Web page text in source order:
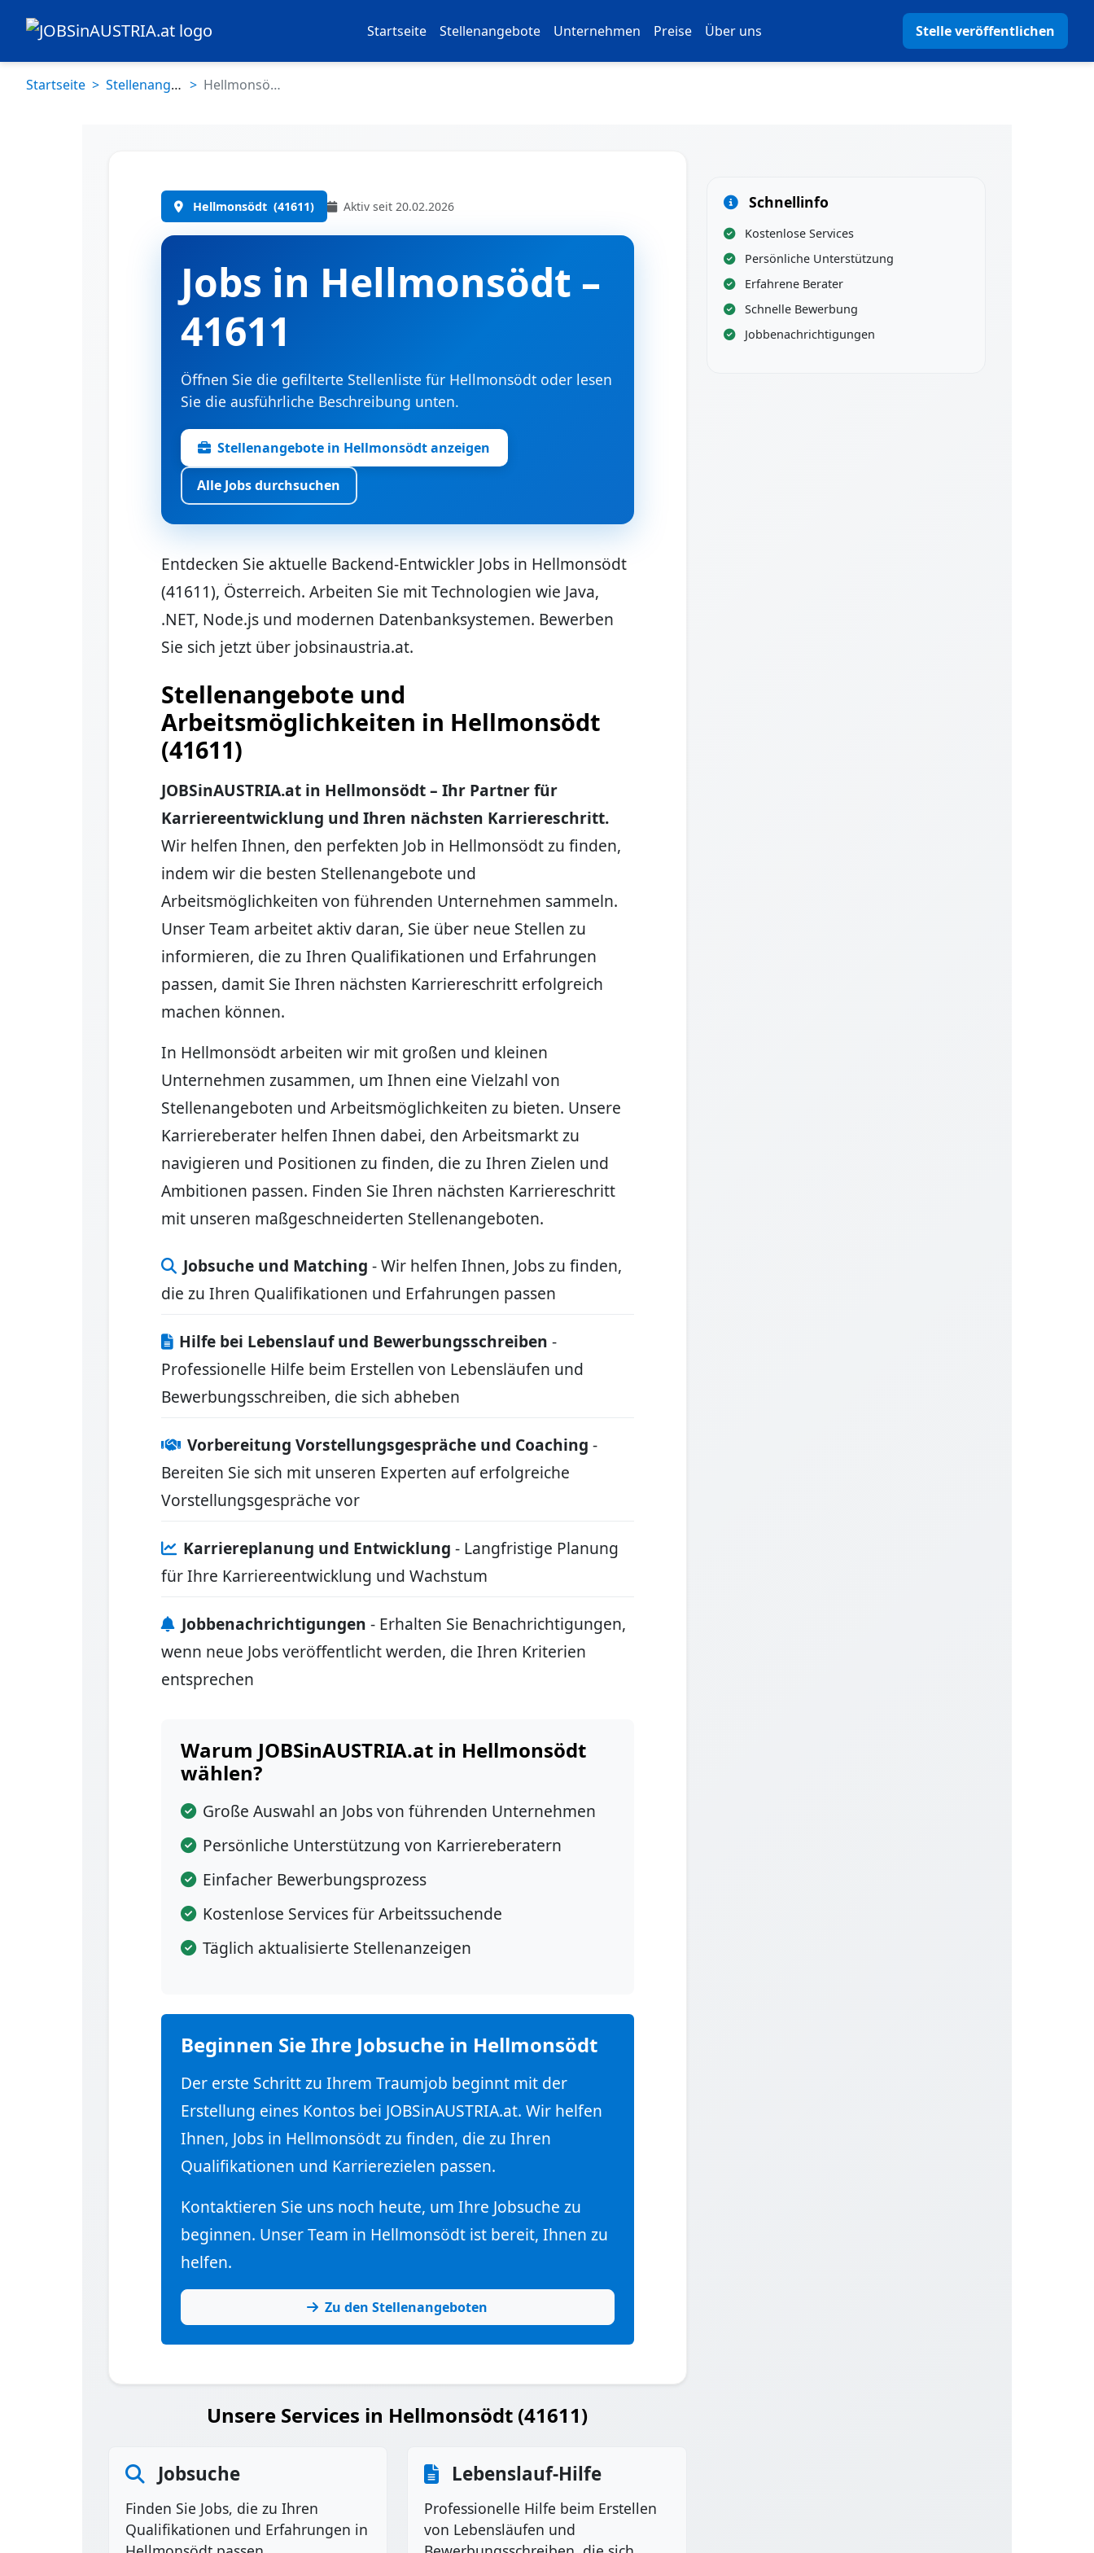
Startseite Stellenangebote Unternehmen Preise Über uns Stelle veröffentlichen
Startseite Stellenangebote Hellmonsödt (41611)
Hellmonsödt (41611) Aktiv seit 20.02.2026
Jobs in Hellmonsödt –
41611
Öffnen Sie die gefilterte Stellenliste für Hellmonsödt oder lesen
Sie die ausführliche Beschreibung unten.
Stellenangebote in Hellmonsödt anzeigen
Alle Jobs durchsuchen
Entdecken Sie aktuelle Backend-Entwickler Jobs in Hellmonsödt
(41611), Österreich. Arbeiten Sie mit Technologien wie Java,
.NET, Node.js und modernen Datenbanksystemen. Bewerben
Sie sich jetzt über jobsinaustria.at.
Stellenangebote und
Arbeitsmöglichkeiten in Hellmonsödt
(41611)
JOBSinAUSTRIA.at in Hellmonsödt – Ihr Partner für
Karriereentwicklung und Ihren nächsten Karriereschritt.
Wir helfen Ihnen, den perfekten Job in Hellmonsödt zu finden,
indem wir die besten Stellenangebote und
Arbeitsmöglichkeiten von führenden Unternehmen sammeln.
Unser Team arbeitet aktiv daran, Sie über neue Stellen zu
informieren, die zu Ihren Qualifikationen und Erfahrungen
passen, damit Sie Ihren nächsten Karriereschritt erfolgreich
machen können.
In Hellmonsödt arbeiten wir mit großen und kleinen
Unternehmen zusammen, um Ihnen eine Vielzahl von
Stellenangeboten und Arbeitsmöglichkeiten zu bieten. Unsere
Karriereberater helfen Ihnen dabei, den Arbeitsmarkt zu
navigieren und Positionen zu finden, die zu Ihren Zielen und
Ambitionen passen. Finden Sie Ihren nächsten Karriereschritt
mit unseren maßgeschneiderten Stellenangeboten.
Jobsuche und Matching - Wir helfen Ihnen, Jobs zu finden,
die zu Ihren Qualifikationen und Erfahrungen passen
Hilfe bei Lebenslauf und Bewerbungsschreiben -
Professionelle Hilfe beim Erstellen von Lebensläufen und
Bewerbungsschreiben, die sich abheben
Vorbereitung Vorstellungsgespräche und Coaching -
Bereiten Sie sich mit unseren Experten auf erfolgreiche
Vorstellungsgespräche vor
Karriereplanung und Entwicklung - Langfristige Planung
für Ihre Karriereentwicklung und Wachstum
Jobbenachrichtigungen - Erhalten Sie Benachrichtigungen,
wenn neue Jobs veröffentlicht werden, die Ihren Kriterien
entsprechen
Warum JOBSinAUSTRIA.at in Hellmonsödt
wählen?
Große Auswahl an Jobs von führenden Unternehmen
Persönliche Unterstützung von Karriereberatern
Einfacher Bewerbungsprozess
Kostenlose Services für Arbeitssuchende
Täglich aktualisierte Stellenanzeigen
Beginnen Sie Ihre Jobsuche in Hellmonsödt
Der erste Schritt zu Ihrem Traumjob beginnt mit der
Erstellung eines Kontos bei JOBSinAUSTRIA.at. Wir helfen
Ihnen, Jobs in Hellmonsödt zu finden, die zu Ihren
Qualifikationen und Karrierezielen passen.
Kontaktieren Sie uns noch heute, um Ihre Jobsuche zu
beginnen. Unser Team in Hellmonsödt ist bereit, Ihnen zu
helfen.
Zu den Stellenangeboten
Unsere Services in Hellmonsödt (41611)
Jobsuche
Finden Sie Jobs, die zu Ihren
Qualifikationen und Erfahrungen in
Lebenslauf-Hilfe
Professionelle Hilfe beim Erstellen
von Lebensläufen und
Schnellinfo
Kostenlose Services
Persönliche Unterstützung
Erfahrene Berater
Schnelle Bewerbung
Jobbenachrichtigungen